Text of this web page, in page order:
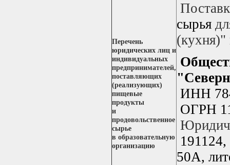
Перечень
юридических лиц и
индивидуальных
предпринимателей,
поставляющих
(реализующих)
пищевые
продукты
и
продовольственное
сырье
в образовательную
организацию
сырья
(кухня)"
ИНН
ОГРН
191124,
50А,